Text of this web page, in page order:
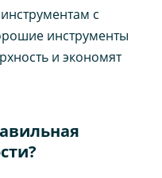
с
инструменты
и экономят